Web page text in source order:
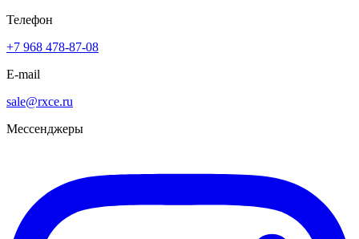
Телефон
+7 968 478-87-08
E-mail
sale@rxce.ru
Мессенджеры